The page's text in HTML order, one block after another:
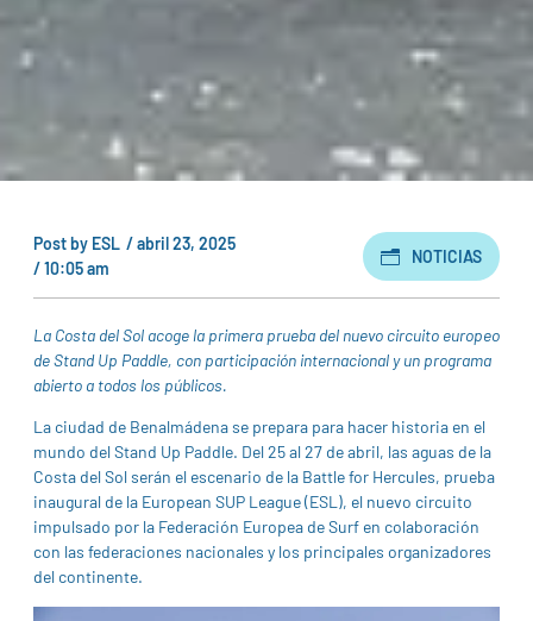
Post by ESL /abril 23, 2025
/10:05 am
NOTICIAS
La Costa del Sol acoge la primera prueba del nuevo circuito europeo
de Stand Up Paddle, con participación internacional y un programa
abierto a todos los públicos.
La ciudad de Benalmádena se prepara para hacer historia en el
mundo del Stand Up Paddle. Del 25 al 27 de abril, las aguas de la
Costa del Sol serán el escenario de la Battle for Hercules, prueba
inaugural de la European SUP League (ESL), el nuevo circuito
impulsado por la Federación Europea de Surf en colaboración
con las federaciones nacionales y los principales organizadores
del continente.